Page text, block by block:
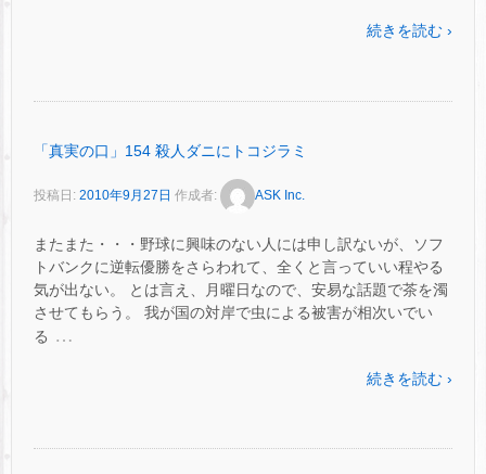
続きを読む ›
「真実の口」154 殺人ダニにトコジラミ
投稿日: 2010年9月27日 作成者: ASK Inc.
またまた・・・野球に興味のない人には申し訳ないが、ソフ
トバンクに逆転優勝をさらわれて、全くと言っていい程やる
気が出ない。 とは言え、月曜日なので、安易な話題で茶を濁
させてもらう。 我が国の対岸で虫による被害が相次いでい
る …
続きを読む ›